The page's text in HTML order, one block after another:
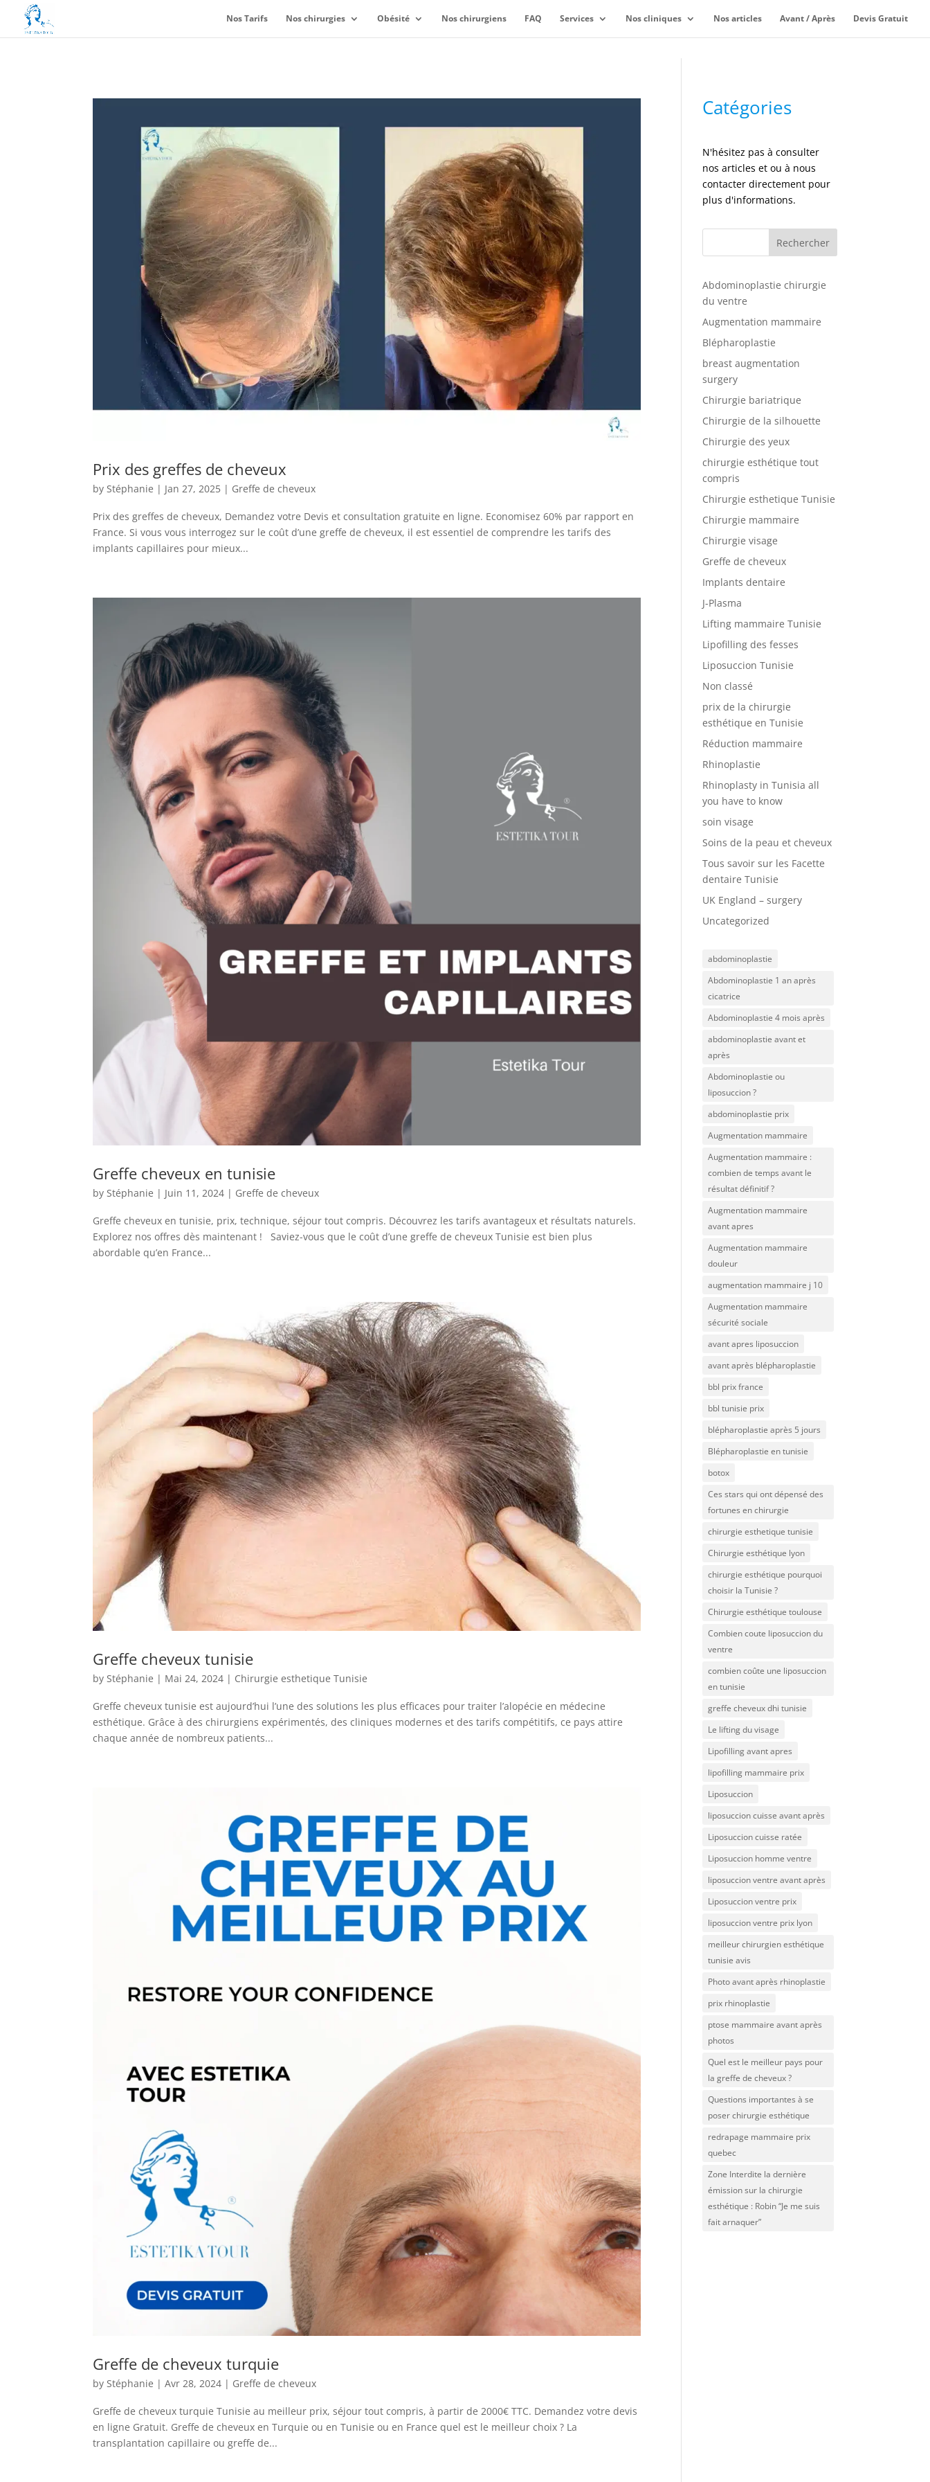
Nos Tarifs Nos chirurgies Obésité Nos chirurgiens FAQ Services Nos cliniques Nos articles Avant / Après Devis Gratuit
Prix des greffes de cheveux
by Stéphanie | Jan 27, 2025 | Greffe de cheveux
Prix des greffes de cheveux, Demandez votre Devis et consultation gratuite en ligne. Economisez 60% par rapport en
France. Si vous vous interrogez sur le coût d’une greffe de cheveux, il est essentiel de comprendre les tarifs des
implants capillaires pour mieux...
Greffe cheveux en tunisie
byStéphanie | Juin 11, 2024 | Greffe de cheveux
Greffe cheveux en tunisie, prix, technique, séjour tout compris. Découvrez les tarifs avantageux et résultats naturels.
Explorez nos offres dès maintenant ! Saviez-vous que le coût d’une greffe de cheveux Tunisie est bien plus
abordable qu’en France...
Greffe cheveux tunisie
byStéphanie | Mai 24, 2024 | Chirurgie esthetique Tunisie
Greffe cheveux tunisie est aujourd’hui l’une des solutions les plus efficaces pour traiter l’alopécie en médecine
esthétique. Grâce à des chirurgiens expérimentés, des cliniques modernes et des tarifs compétitifs, ce pays attire
chaque année de nombreux patients...
Greffe de cheveux turquie
byStéphanie |Avr 28, 2024 | Greffe de cheveux
Greffe de cheveux turquie Tunisie au meilleur prix, séjour tout compris, à partir de 2000€ TTC. Demandez votre devis
en ligne Gratuit. Greffe de cheveux en Turquie ou en Tunisie ou en France quel est le meilleur choix ? La
transplantation capillaire ou greffe de...
Catégories
N'hésitez pas à consulter
nos articles et ou à nous
contacter directement pour
plus d'informations.
Rechercher
Abdominoplastie chirurgie
du ventre
Augmentation mammaire
Blépharoplastie
breast augmentation
surgery
Chirurgie bariatrique
Chirurgie de la silhouette
Chirurgie des yeux
chirurgie esthétique tout
compris
Chirurgie esthetique Tunisie
Chirurgie mammaire
Chirurgie visage
Greffe de cheveux
Implants dentaire
J-Plasma
Lifting mammaire Tunisie
Lipofilling des fesses
Liposuccion Tunisie
Non classé
prix de la chirurgie
esthétique en Tunisie
Réduction mammaire
Rhinoplastie
Rhinoplasty in Tunisia all
you have to know
soin visage
Soins de la peau et cheveux
Tous savoir sur les Facette
dentaire Tunisie
UK England – surgery
Uncategorized
abdominoplastie
Abdominoplastie 1 an après
cicatrice
Abdominoplastie 4 mois après
abdominoplastie avant et
après
Abdominoplastie ou
liposuccion ?
abdominoplastie prix
Augmentation mammaire
Augmentation mammaire :
combien de temps avant le
résultat définitif ?
Augmentation mammaire
avant apres
Augmentation mammaire
douleur
augmentation mammaire j 10
Augmentation mammaire
sécurité sociale
avant apres liposuccion
avant après blépharoplastie
bbl prix france
bbl tunisie prix
blépharoplastie après 5 jours
Blépharoplastie en tunisie
botox
Ces stars qui ont dépensé des
fortunes en chirurgie
chirurgie esthetique tunisie
Chirurgie esthétique lyon
chirurgie esthétique pourquoi
choisir la Tunisie ?
Chirurgie esthétique toulouse
Combien coute liposuccion du
ventre​
combien coûte une liposuccion
en tunisie
greffe cheveux dhi tunisie
Le lifting du visage
Lipofilling avant apres
lipofilling mammaire prix
Liposuccion
liposuccion cuisse avant après
Liposuccion cuisse ratée
Liposuccion homme ventre
liposuccion ventre avant après
Liposuccion ventre prix
liposuccion ventre prix lyon
meilleur chirurgien esthétique
tunisie avis
Photo avant après rhinoplastie
prix rhinoplastie
ptose mammaire avant après
photos
Quel est le meilleur pays pour
la greffe de cheveux ?
Questions importantes à se
poser chirurgie esthétique
redrapage mammaire prix
quebec
Zone Interdite la dernière
émission sur la chirurgie
esthétique : Robin “Je me suis
fait arnaquer”